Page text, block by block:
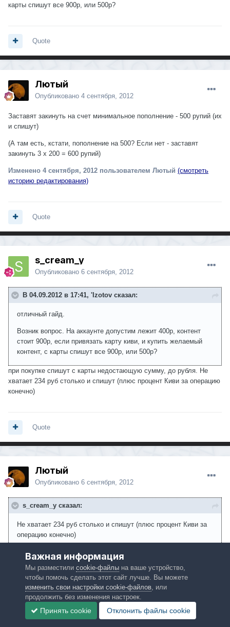
карты спишут все 900р, или 500р?
Quote
Лютый
Опубликовано 4 сентября, 2012
Заставят закинуть на счет минимальное пополнение - 500 рупий (их
и спишут)
(А там есть, кстати, пополнение на 500? Если нет - заставят
закинуть 3 x 200 = 600 рупий)
Изменено 4 сентября, 2012 пользователем Лютый (смотреть
историю редактирования)
Quote
s_cream_y
Опубликовано 6 сентября, 2012
В 04.09.2012 в 17:41, 'Izotov сказал:
отличный гайд.
Возник вопрос. На аккаунте допустим лежит 400р, контент
стоит 900р, если привязать карту киви, и купить желаемый
контент, с карты спишут все 900р, или 500р?
при покупке спишут с карты недостающую сумму, до рубля. Не
хватает 234 руб столько и спишут (плюс процент Киви за операцию
конечно)
Quote
Лютый
Опубликовано 6 сентября, 2012
s_cream_y сказал:
Не хватает 234 руб столько и спишут (плюс процент Киви за
операцию конечно)
Только если "плюс" покупать.
Quote
Важная информация
Мы разместили cookie-файлына ваше устройство,
чтобы помочь сделать этот сайт лучше. Вы можете
изменить свои настройки cookie-файлов, или
продолжить без изменения настроек.
Принять cookie Отклонить файлы сookie